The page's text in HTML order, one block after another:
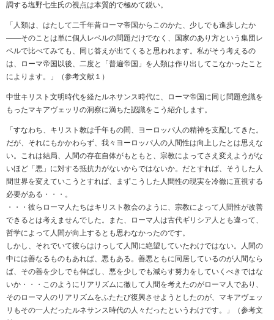
調する塩野七生氏の視点は本質的で極めて鋭い。
「人類は、はたして二千年昔ローマ帝国からこのかた、少しでも進歩したか
――そのことは単に個人レベルの問題だけでなく、国家のあり方という集団レ
ベルで比べてみても、同じ答えが出てくると思われます。私がそう考えるの
は、ローマ帝国以後、二度と「普遍帝国」を人類は作り出してこなかったこと
によります。」（参考文献１）
中世キリスト文明時代を経たルネサンス時代に、ローマ帝国に同じ問題意識を
もったマキアヴェッリの洞察に満ちた認識をこう紹介します。
「すなわち、キリスト教は千年もの間、ヨーロッパ人の精神を支配してきた。
だが、それにもかかわらず、我々ヨーロッパ人の人間性は向上したとは思えな
い。これは結局、人間の存在自体がもともと、宗教によってさえ変えようがな
いほど「悪」に対する抵抗力がないからではないか。だとすれば、そうした人
間世界を変えていこうとすれば、まずこうした人間性の現実を冷徹に直視する
必要がある・・・。
・・・彼らローマ人たちはキリスト教会のように、宗教によって人間性が改善
できるとは考えませんでした。また、ローマ人は古代ギリシア人とも違って、
哲学によって人間が向上するとも思わなかったのです。
しかし、それでいて彼らはけっして人間に絶望していたわけではない。人間の
中には善なるものもあれば、悪もある。善悪ともに同居しているのが人間なら
ば、その善を少しでも伸ばし、悪を少しでも減らす努力をしていくべきではな
いか・・・このようにリアリズムに徹して人間を考えたのがローマ人であり、
そのローマ人のリアリズムをふたたび復興させようとしたのが、マキアヴェッ
リもその一人だったルネサンス時代の人々だったというわけです。」（参考文